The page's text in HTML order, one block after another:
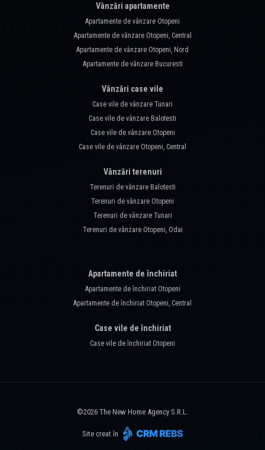
Vânzări apartamente
Apartamente de vânzare Otopeni
Apartamente de vânzare Otopeni, Central
Apartamente de vânzare Otopeni, Nord
Apartamente de vânzare Bucuresti
Vânzări case vile
Case vile de vânzare Tunari
Case vile de vânzare Balotesti
Case vile de vânzare Otopeni
Case vile de vânzare Otopeni, Central
Vânzări terenuri
Terenuri de vânzare Balotesti
Terenuri de vânzare Otopeni
Terenuri de vânzare Tunari
Terenuri de vânzare Otopeni, Odai
Apartamente de închiriat
Apartamente de închiriat Otopeni
Apartamente de închiriat Otopeni, Central
Case vile de închiriat
Case vile de închiriat Otopeni
©2026 The New Home Agency S.R.L.
Site creat în